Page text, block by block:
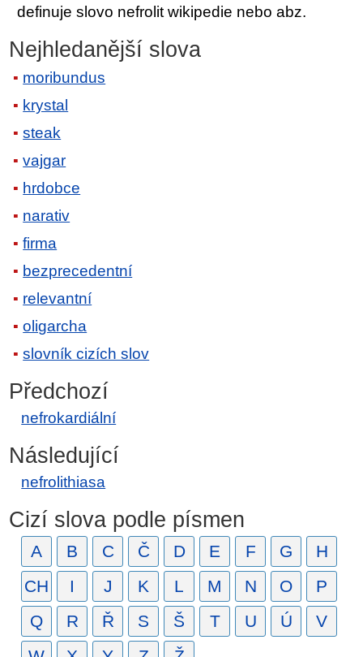
definuje slovo nefrolit wikipedie nebo abz.
Nejhledanější slova
moribundus
krystal
steak
vajgar
hrdobce
narativ
firma
bezprecedentní
relevantní
oligarcha
slovník cizích slov
Předchozí
nefrokardiální
Následující
nefrolithiasa
Cizí slova podle písmen
A B C Č D E F G
H
CH
I J K L M N O
P
Q
R Ř S Š T U Ú
V